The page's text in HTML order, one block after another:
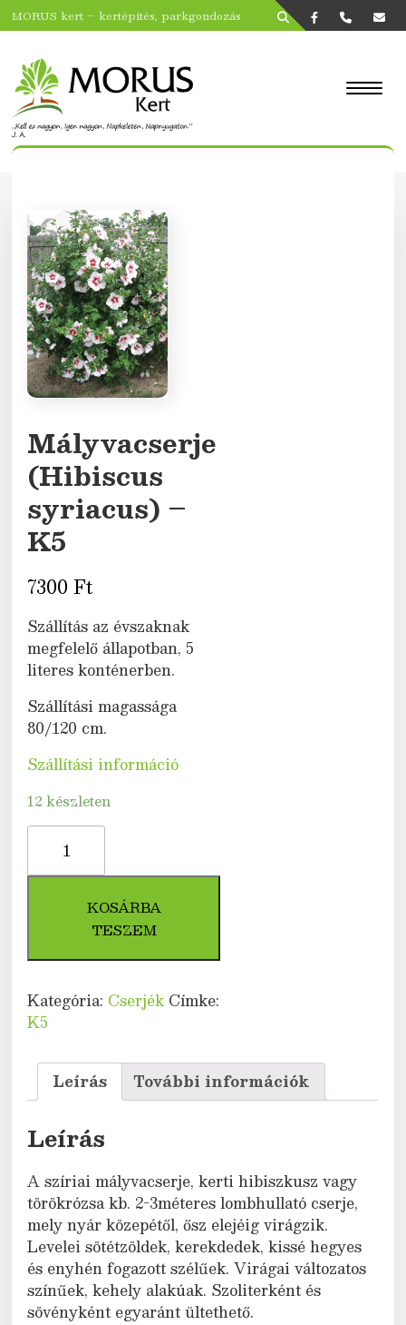
MORUS kert – kertépítés, parkgondozás
Mályvacserje
(Hibiscus
syriacus) –
K5
7300Ft
Szállítás az évszaknak
megfelelő állapotban, 5
literes konténerben.
Szállítási magassága
80/120 cm.
Szállítási információ
12 készleten
Mályvacserje
(Hibiscus
syriacus)
mennyiség
KOSÁRBA
TESZEM
Kategória: Cserjék Címke:
K5
Leírás További információk
Leírás
A szíriai mályvacserje, kerti hibiszkusz vagy
törökrózsa kb. 2-3méteres lombhullató cserje,
mely nyár közepétől, ősz elejéig virágzik.
Levelei sötétzöldek, kerekdedek, kissé hegyes
és enyhén fogazott szélűek. Virágai változatos
színűek, kehely alakúak. Szoliterként és
sövényként egyaránt ültethető.